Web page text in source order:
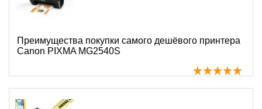
Преимущества покупки самого дешёвого принтера
Canon PIXMA MG2540S